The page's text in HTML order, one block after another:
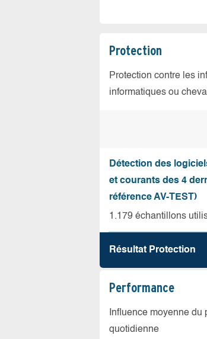
Protection
Protection contre les
informatiques ou
Détection des
et courants des 4
référence AV-TEST)
1.179 échantillons
Résultat Protection
Performance
Influence moyenne du
quotidienne